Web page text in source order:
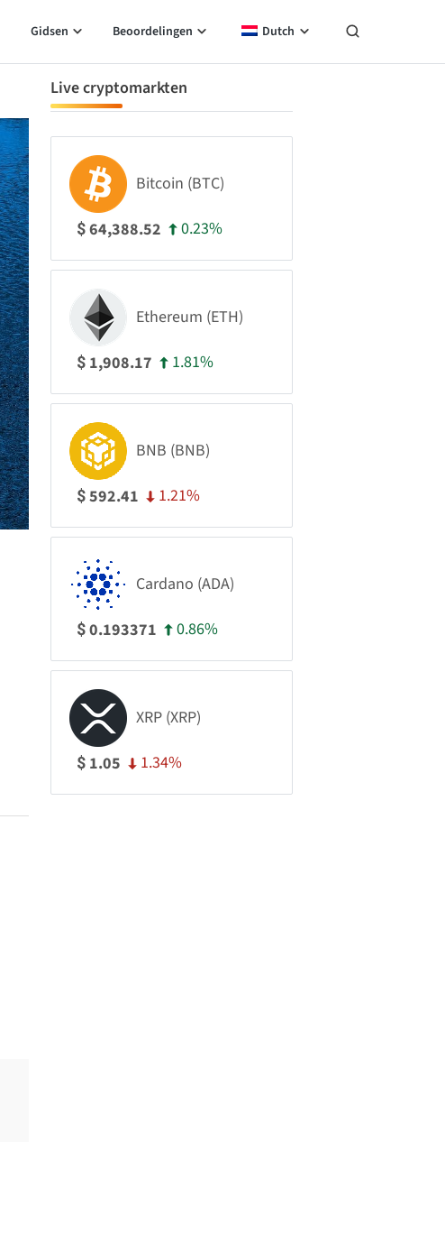
Gidsen Beoordelingen Dutch
Live cryptomarkten
Bitcoin (BTC)
$64,388.52 0.23%
Ethereum (ETH)
$ 1,908.17 1.81%
BNB (BNB)
$592.41 1.21%
Cardano (ADA)
$0.193371 0.86%
XRP (XRP)
$ 1.05 1.34%